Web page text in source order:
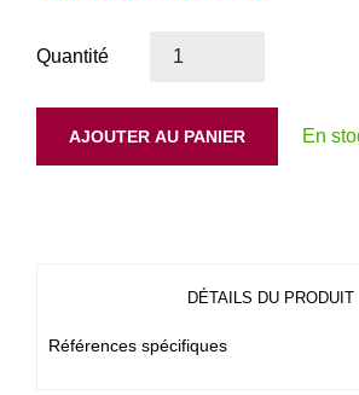
Quantité
AJOUTER AU PANIER En
DÉTAILS DU PRODUIT
Références spécifiques